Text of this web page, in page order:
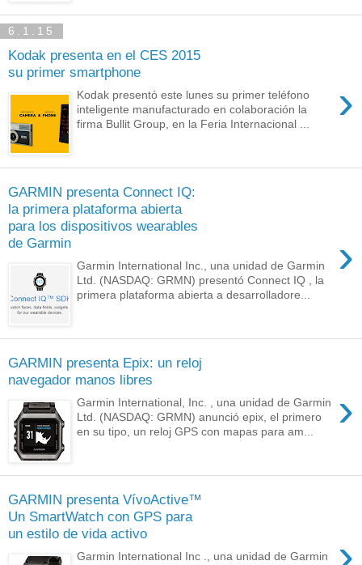
6.1.15
Kodak presenta en el CES 2015
su primer smartphone
›
Kodak presentó este lunes su primer teléfono
inteligente manufacturado en colaboración la
firma Bullit Group, en la Feria Internacional ...
GARMIN presenta Connect IQ:
la primera plataforma abierta
para los dispositivos wearables
de Garmin
›
Garmin International Inc., una unidad de Garmin
Ltd. (NASDAQ: GRMN) presentó Connect IQ , la
primera plataforma abierta a desarrolladore...
GARMIN presenta Epix: un reloj
navegador manos libres
›
Garmin International, Inc. , una unidad de Garmin
Ltd. (NASDAQ: GRMN) anunció epix, el primero
en su tipo, un reloj GPS con mapas para am...
GARMIN presenta VívoActive™
Un SmartWatch con GPS para
un estilo de vida activo
Garmin International Inc ., una unidad de Garmin